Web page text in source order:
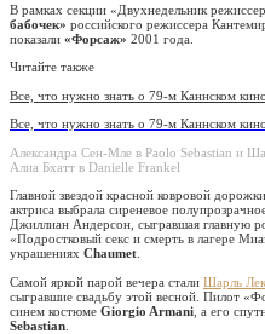
В рамках секции «Двухнедельник
бабочек» российского режиссера
показали «Форсаж» 2001 года.
Читайте также
Все, что нужно знать о 79-м Каннском
Все, что нужно знать о 79-м Каннском
Александра Сен-Мле в Paolo Sebastian и
Алиа Бхатт в Danielle Frankel
Главной звездой красной ковровой
актриса выбрала сиреневое
Джиллиан Андерсон, сыгравшая главную
«Подростковый секс и смерть в лагере
украшениях Chaumet
Самой яркой парой вечера стали Шарль
сыгравшие свадьбу этой весной. Пилот
синем костюме Giorgio Armani , а его
Sebastian